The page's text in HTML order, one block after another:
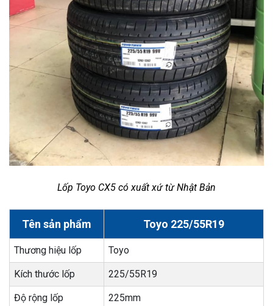
Lốp Toyo CX5 có xuất xứ từ Nhật Bản
Tên sản phẩm Toyo 225/55R19
Thương hiệu lốp Toyo
Kích thước lốp 225/55R19
Độ rộng lốp 225mm